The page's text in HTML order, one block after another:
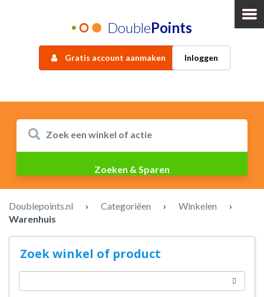
DoublePoints
Gratis account aanmaken Inloggen
Doublepoints.nl › Categoriëen › Winkelen
›
Warenhuis
Zoek winkel of product